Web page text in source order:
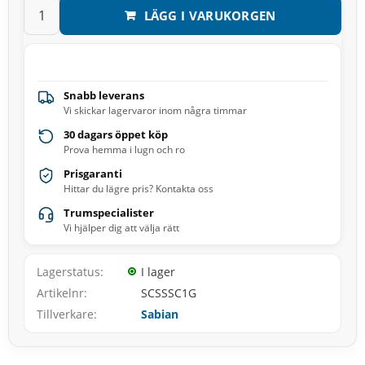
LÄGG I VARUKORGEN
Snabb leverans
Vi skickar lagervaror inom några timmar
30 dagars öppet köp
Prova hemma i lugn och ro
Prisgaranti
Hittar du lägre pris? Kontakta oss
Trumspecialister
Vi hjälper dig att välja rätt
Lagerstatus
I lager
Artikelnr
SCSSSC1G
Tillverkare
Sabian